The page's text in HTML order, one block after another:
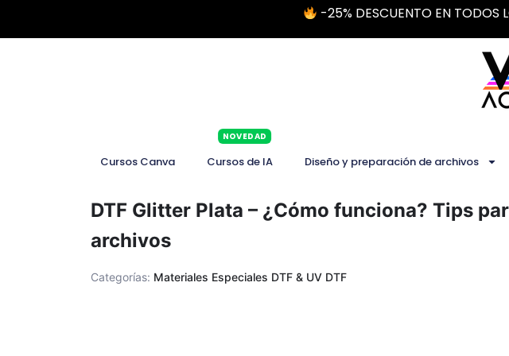
-25% DESCUENTO EN TODOS
Cursos Canva Cursos de IA
NOVEDAD
Diseño y preparación de archivos
DTF Glitter Plata – ¿Cómo funciona? Tips
archivos
Categorías: Materiales Especiales DTF & UV DTF